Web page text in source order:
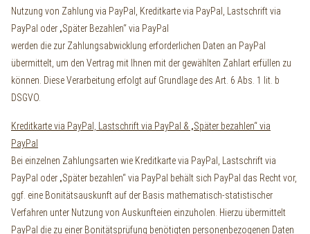
Nutzung von Zahlung via PayPal, Kreditkarte via PayPal, Lastschrift via
PayPal oder „Später Bezahlen“ via PayPal
werden die zur Zahlungsabwicklung erforderlichen Daten an PayPal
übermittelt, um den Vertrag mit Ihnen mit der gewählten Zahlart erfüllen zu
können. Diese Verarbeitung erfolgt auf Grundlage des Art. 6 Abs. 1 lit. b
DSGVO.
Kreditkarte via PayPal, Lastschrift via PayPal & „Später bezahlen“ via
PayPal
Bei einzelnen Zahlungsarten wie Kreditkarte via PayPal, Lastschrift via
PayPal oder „Später bezahlen“ via PayPal behält sich PayPal das Recht vor,
ggf. eine Bonitätsauskunft auf der Basis mathematisch-statistischer
Verfahren unter Nutzung von Auskunfteien einzuholen. Hierzu übermittelt
PayPal die zu einer Bonitätsprüfung benötigten personenbezogenen Daten